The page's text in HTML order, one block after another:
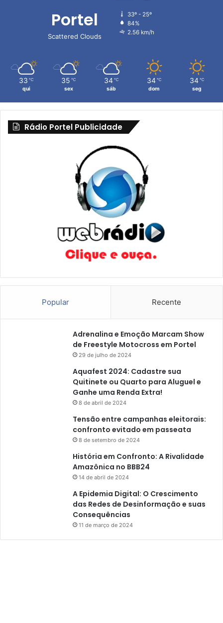
Portel
Scattered Clouds
33º - 25º
84%
2.56 km/h
33 ℃
qui
35 ℃
sex
34 ℃
sáb
34 ℃
dom
34 ℃
seg
Rádio Portel Publicidade
Popular Recente
Adrenalina e Emoção Marcam Show
de Freestyle Motocross em Portel
29 de julho de 2024
Aquafest 2024: Cadastre sua
Quitinete ou Quarto para Aluguel e
Ganhe uma Renda Extra!
8 de abril de 2024
Tensão entre campanhas eleitorais:
confronto evitado em passeata
8 de setembro de 2024
História em Confronto: A Rivalidade
Amazônica no BBB24
14 de abril de 2024
A Epidemia Digital: O Crescimento
das Redes de Desinformação e suas
Consequências
11 de março de 2024